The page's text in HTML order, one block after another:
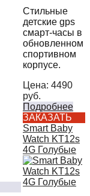
Стильные
детские gps
смарт-часы в
обновленном
спортивном
корпусе.
Цена: 4490
руб.
Подробнее
ЗАКАЗАТЬ
Smart Baby
Watch KT12s
4G Голубые